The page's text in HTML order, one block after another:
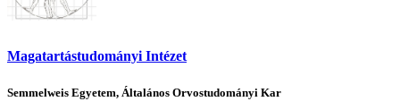
Magatartástudományi Intézet
Semmelweis Egyetem, Általános Orvostudományi Kar